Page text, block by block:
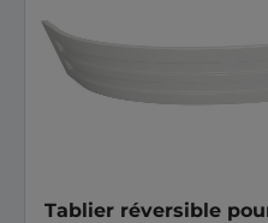
Tablier réversible